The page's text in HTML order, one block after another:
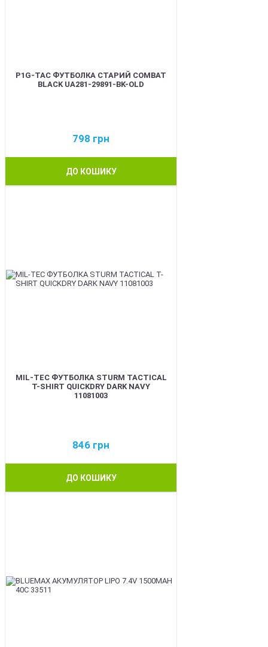
P1G-TAC ФУТБОЛКА СТАРИЙ COMBAT
BLACK UA281-29891-BK-OLD
798 грн
ДО КОШИКУ
MIL-TEC ФУТБОЛКА STURM TACTICAL
T-SHIRT QUICKDRY DARK NAVY
11081003
846 грн
ДО КОШИКУ